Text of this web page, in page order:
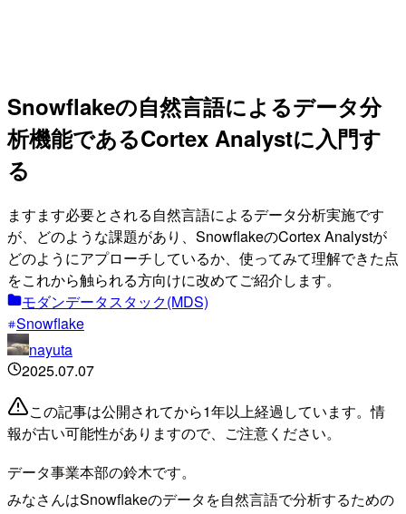
Snowflakeの自然言語によるデータ分
析機能であるCortex Analystに入門す
る
ますます必要とされる自然言語によるデータ分析実施です
が、どのような課題があり、SnowflakeのCortex Analystが
どのようにアプローチしているか、使ってみて理解できた点
をこれから触られる方向けに改めてご紹介します。
モダンデータスタック(MDS)
Snowflake
nayuta
2025.07.07
この記事は公開されてから1年以上経過しています。情
報が古い可能性がありますので、ご注意ください。
データ事業本部の鈴木です。
みなさんはSnowflakeのデータを自然言語で分析するための